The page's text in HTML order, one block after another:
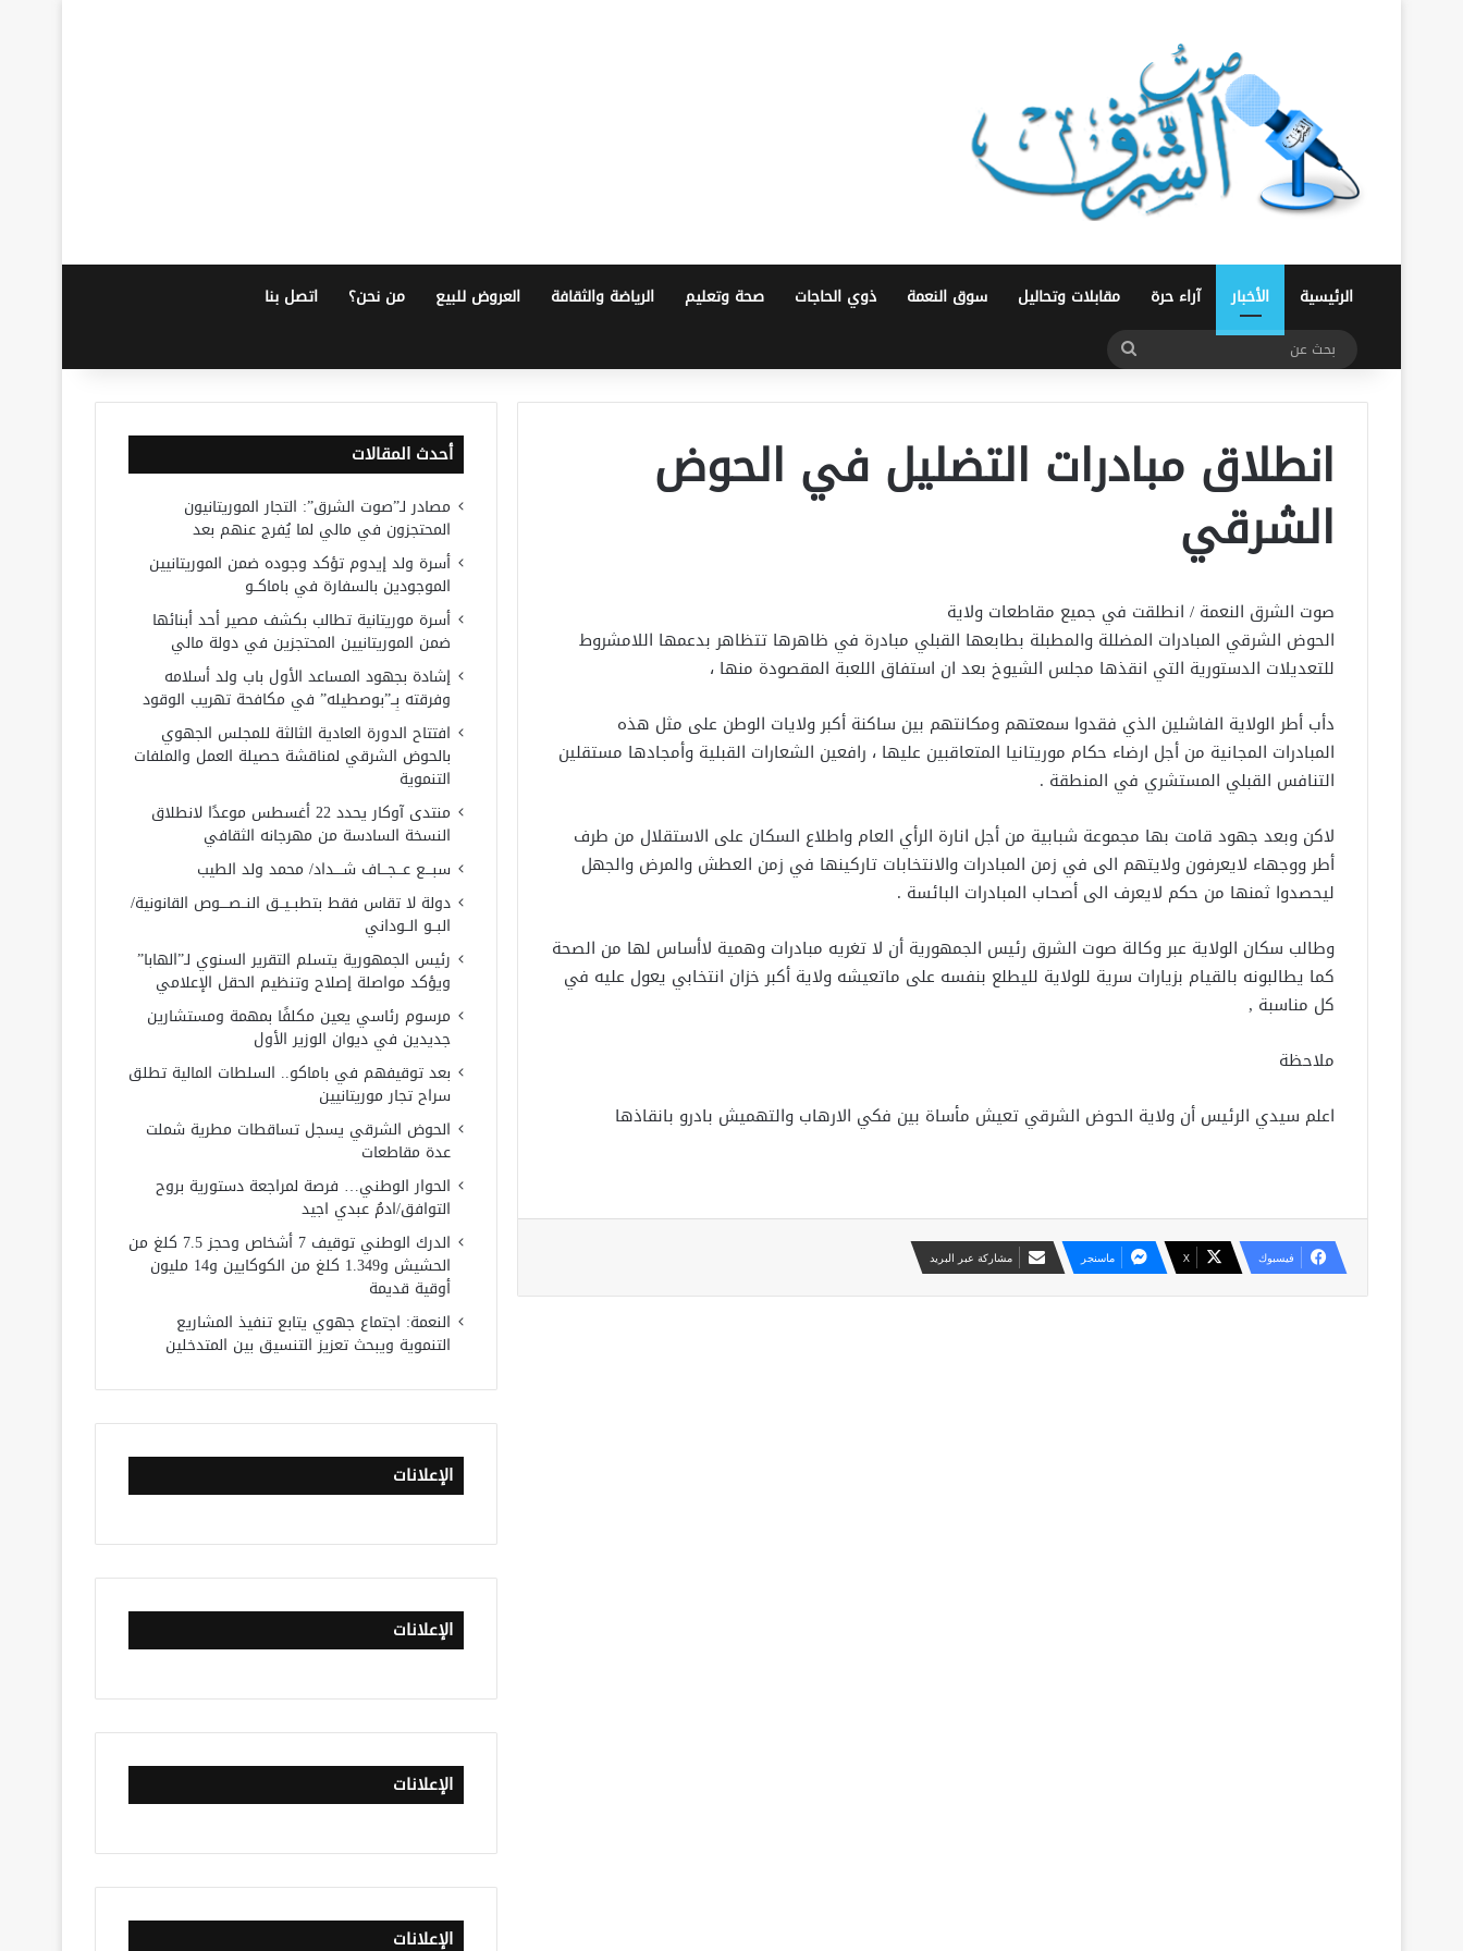
الرئيسية الأخبار آراء حرة مقابلات وتحاليل سوق النعمة ذوي الحاجات صحة وتعليم الرياضة والثقافة العروض للبيع من نحن؟ اتصل بنا
بحث
انطلاق مبادرات التضليل في الحوض
الشرقي
صوت الشرق النعمة / انطلقت في جميع مقاطعات ولاية
الحوض الشرقي المبادرات المضللة والمطبلة بطابعها القبلي مبادرة في ظاهرها تتظاهر بدعمها اللامشروط
للتعديلات الدستورية التي انقذها مجلس الشيوخ بعد ان استفاق اللعبة المقصودة منها ،
دأب أطر الولاية الفاشلين الذي فقدوا سمعتهم ومكانتهم بين ساكنة أكبر ولايات الوطن على مثل هذه
المبادرات المجانية من أجل ارضاء حكام موريتانيا المتعاقبين عليها ، رافعين الشعارات القبلية وأمجادها مستقلين
التنافس القبلي المستشري في المنطقة .
لاكن وبعد جهود قامت بها مجموعة شبابية من أجل انارة الرأي العام واطلاع السكان على الاستقلال من طرف
أطر ووجهاء لايعرفون ولايتهم الى في زمن المبادرات والانتخابات تاركينها في زمن العطش والمرض والجهل
ليحصدوا ثمنها من حكم لايعرف الى أصحاب المبادرات البائسة .
وطالب سكان الولاية عبر وكالة صوت الشرق رئيس الجمهورية أن لا تغريه مبادرات وهمية لاأساس لها من الصحة
كما يطالبونه بالقيام بزيارات سرية للولاية لليطلع بنفسه على ماتعيشه ولاية أكبر خزان انتخابي يعول عليه في
كل مناسبة ,
ملاحظة
اعلم سيدي الرئيس أن ولاية الحوض الشرقي تعيش مأساة بين فكي الارهاب والتهميش بادرو بانقاذها
فيسبوك X ماسنجر مشاركة عبر البريد
أحدث المقالات
مصادر لـ”صوت الشرق”: التجار الموريتانيون
المحتجزون في مالي لما يُفرج عنهم بعد
أسرة ولد إيدوم تؤكد وجوده ضمن الموريتانيين
الموجودين بالسفارة في باماكــو
أسرة موريتانية تطالب بكشف مصير أحد أبنائها
ضمن الموريتانيين المحتجزين في دولة مالي
إشادة بجهود المساعد الأول باب ولد أسلامه
وفرقته بِــ”بوصطيله” في مكافحة تهريب الوقود
افتتاح الدورة العادية الثالثة للمجلس الجهوي
بالحوض الشرقي لمناقشة حصيلة العمل والملفات
التنموية
منتدى آوكار يحدد 22 أغسطس موعدًا لانطلاق
النسخة السادسة من مهرجانه الثقافي
سبـــع عـــجـــاف شــــداد/ محمد ولد الطيب
دولة لا تقاس فقط بتطبــيــق النــصــــوص القانونية/
البــو الــوداني
رئيس الجمهورية يتسلم التقرير السنوي لـ”الهابا”
ويؤكد مواصلة إصلاح وتنظيم الحقل الإعلامي
مرسوم رئاسي يعين مكلفًا بمهمة ومستشارين
جديدين في ديوان الوزير الأول
بعد توقيفهم في باماكو.. السلطات المالية تطلق
سراح تجار موريتانيين
الحوض الشرقي يسجل تساقطات مطرية شملت
عدة مقاطعات
الحوار الوطني… فرصة لمراجعة دستورية بروح
التوافق/ادمُ عبدي اجيد
الدرك الوطني توقيف 7 أشخاص وحجز 7.5 كلغ من
الحشيش و1.349 كلغ من الكوكايين و14 مليون
أوقية قديمة
النعمة: اجتماع جهوي يتابع تنفيذ المشاريع
التنموية ويبحث تعزيز التنسيق بين المتدخلين
الإعلانات
الإعلانات
الإعلانات
الإعلانات